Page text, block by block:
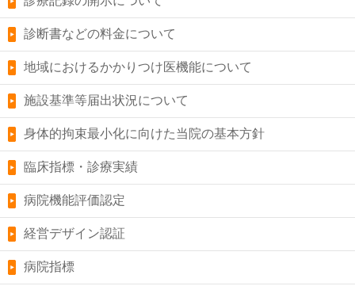
診断書などの料金について
地域におけるかかりつけ医機能について
施設基準等届出状況について
身体的拘束最小化に向けた当院の基本方針
臨床指標・診療実績
病院機能評価認定
経営デザイン認証
病院指標